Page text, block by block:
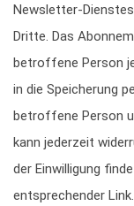
Newsletter-
Dritte. Das
betroffene Person
in die Speicherung
betroffene Person
kann jederzeit
der Einwilligung
entsprechender